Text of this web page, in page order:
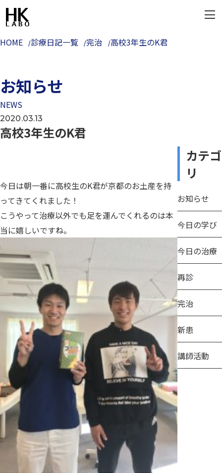
HOME 診療日記一覧 完治 高校3年生のK君
お知らせ
NEWS
2020.03.13
高校3年生のK君
今日は朝一番に高校生のK君が京都のお土産を持
ってきてくれました！
こうやって治療以外でも足を運んでくれるのは本
当に嬉しいですね。
カテゴ
リ
お知らせ
今日の学び
今日の治療
再診
完治
新患
講師活動